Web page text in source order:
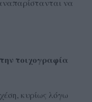
να
τοιχογραφία
κυρίως λόγω